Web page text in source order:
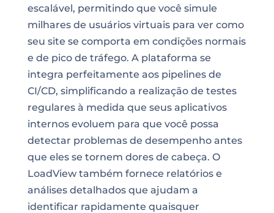
escalável, permitindo que você simule
milhares de usuários virtuais para ver como
seu site se comporta em condições normais
e de pico de tráfego. A plataforma se
integra perfeitamente aos pipelines de
CI/CD, simplificando a realização de testes
regulares à medida que seus aplicativos
internos evoluem para que você possa
detectar problemas de desempenho antes
que eles se tornem dores de cabeça. O
LoadView também fornece relatórios e
análises detalhados que ajudam a
identificar rapidamente quaisquer